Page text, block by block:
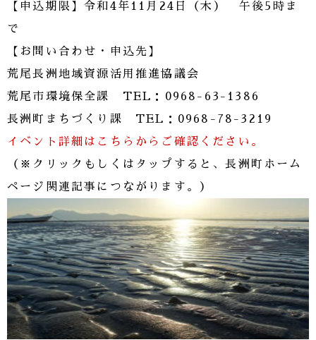
【申込期限】令和4年11月24日（木） 午後5時ま
で
【お問い合わせ・申込先】
荒尾長洲地域資源活用推進協議会
荒尾市環境保全課 TEL：0968-63-1386
長洲町まちづくり課 TEL：0968-78-3219
イベント詳細はこちらからご確認ください。
（※クリックもしくはタップすると、長洲町ホーム
ページ関連記事につながります。）